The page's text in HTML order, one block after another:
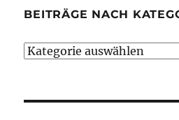
BEITRÄGE NACH
Beiträge